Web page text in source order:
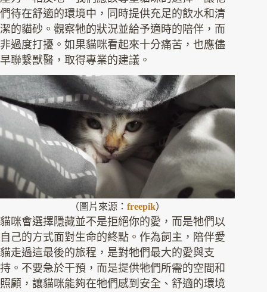
們待在舒適的環境中，同時提供充足的飲水和清
潔的貓砂。觀察牠的狀況並給予適時的陪伴，而
非過度打擾。如果貓咪看起來十分痛苦，也應儘
早聯繫獸醫，取得專業的建議。
（圖片來源：freepik）
貓咪會選擇隱藏並不是拒絕你的愛，而是牠們以
自己的方式面對生命的終點。作為飼主，陪伴愛
貓走過這最後的旅程，是對牠們最大的愛與支
持。不要急於干預，而是提供牠們所需的空間和
照顧，讓貓咪能夠在牠們感到安全、舒適的環境